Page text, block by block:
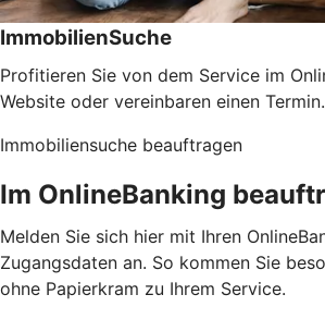
ImmobilienSuche
Profitieren Sie von dem Service im
Website oder vereinbaren einen Termin.
Immobiliensuche beauftragen
Im OnlineBanking
Melden Sie sich hier mit Ihren
Zugangsdaten an. So kommen Sie
ohne Papierkram zu Ihrem Service.